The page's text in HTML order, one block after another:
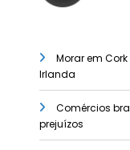
Morar em
Irlanda
Comércios
prejuízos